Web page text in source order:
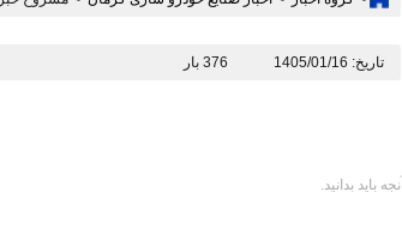
تاریخ: 1405/01/16 376 بار
آنجه باید بدانید.